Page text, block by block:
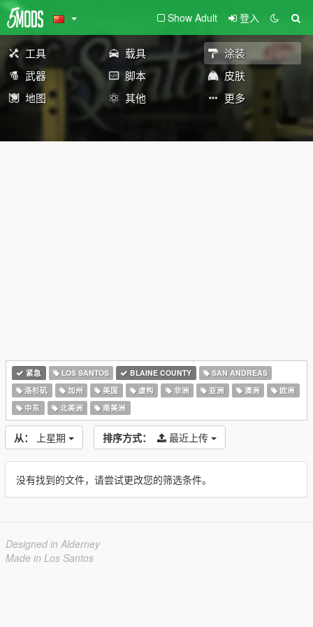
Show Adult 登入
工具 载具
涂装
武器
脚本
皮肤
地图
其他 更多
紧急 LOS SANTOS BLAINE COUNTY
SAN ANDREAS
洛杉矶
加州 美国 虚构 非洲 亚洲 澳洲
欧洲
中东
北美洲 南美洲
从： 上星期 排序方式： 最近上传
没有找到的文件，请尝试更改您的筛选条件。
Designed in Alderney
Made in Los Santos